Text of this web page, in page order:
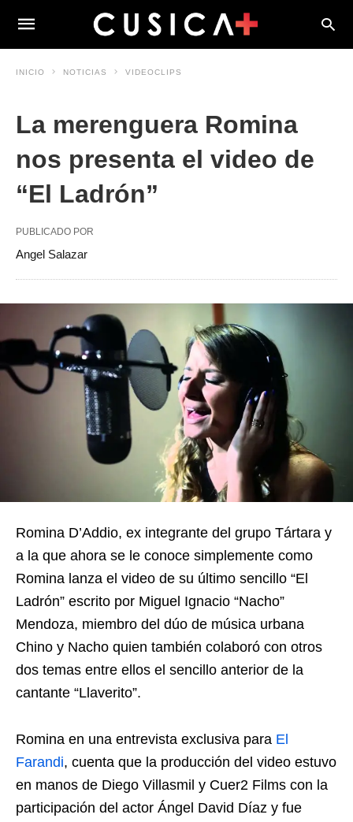
INICIO NOTICIAS VIDEOCLIPS
La merenguera Romina
nos presenta el video de
“El Ladrón”
PUBLICADO POR
Angel Salazar
Romina D’Addio, ex integrante del grupo Tártara y
a la que ahora se le conoce simplemente como
Romina lanza el video de su último sencillo “El
Ladrón” escrito por Miguel Ignacio “Nacho”
Mendoza, miembro del dúo de música urbana
Chino y Nacho quien también colaboró con otros
dos temas entre ellos el sencillo anterior de la
cantante “Llaverito”.
Romina en una entrevista exclusiva para El
Farandi, cuenta que la producción del video estuvo
en manos de Diego Villasmil y Cuer2 Films con la
participación del actor Ángel David Díaz y fue